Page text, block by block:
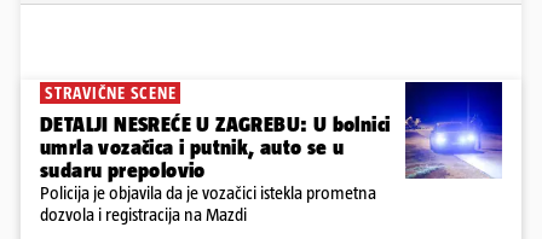
STRAVIČNE SCENE
DETALJI NESREĆE U ZAGREBU: U bolnici
umrla vozačica i putnik, auto se u
sudaru prepolovio
Policija je objavila da je vozačici istekla prometna
dozvola i registracija na Mazdi